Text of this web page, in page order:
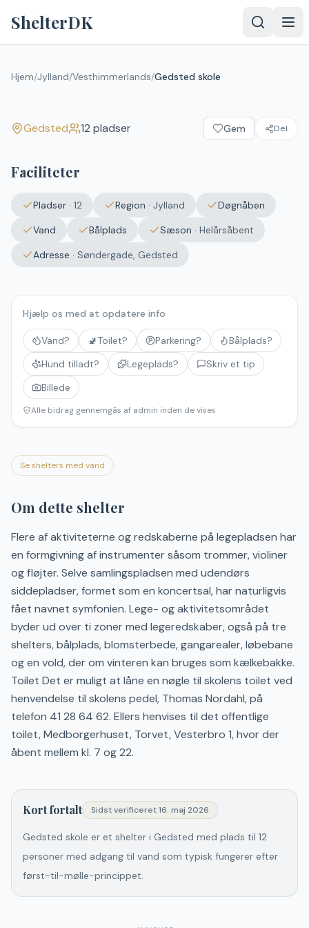
ShelterDK
Hjem/Jylland/Vesthimmerlands/Gedsted skole
Gedsted
Gedsted 12 pladser Gem Del
Faciliteter
Pladser · 12 Region · Jylland
Døgnåben
Vand
Bålplads Sæson · Helårsåbent
Adresse · Søndergade, Gedsted
Hjælp os med at opdatere info
Vand? 🚽Toilet? Parkering?
Bålplads?
Hund tilladt?
Legeplads?
Skriv et tip
Billede
Alle bidrag gennemgås af admin inden de vises
Se shelters med vand
Om dette shelter
Flere af aktiviteterne og redskaberne på legepladsen har
en formgivning af instrumenter såsom trommer, violiner
og fløjter. Selve samlingspladsen med udendørs
siddepladser, formet som en koncertsal, har naturligvis
fået navnet symfonien. Lege- og aktivitetsområdet
byder ud over ti zoner med legeredskaber, også på tre
shelters, bålplads, blomsterbede, gangarealer, løbebane
og en vold, der om vinteren kan bruges som kælkebakke.
Toilet Det er muligt at låne en nøgle til skolens toilet ved
henvendelse til skolens pedel, Thomas Nordahl, på
telefon 41 28 64 62. Ellers henvises til det offentlige
toilet, Medborgerhuset, Torvet, Vesterbro 1, hvor der
åbent mellem kl. 7 og 22.
Kort fortalt Sidst verificeret16. maj 2026
Gedsted skole er et shelter i Gedsted med plads til 12
personer med adgang til vand som typisk fungerer efter
først-til-mølle-princippet.